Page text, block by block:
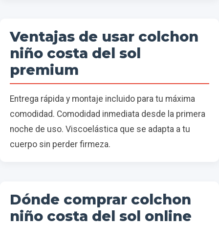
Ventajas de usar colchon
niño costa del sol
premium
Entrega rápida y montaje incluido para tu máxima
comodidad. Comodidad inmediata desde la primera
noche de uso. Viscoelástica que se adapta a tu
cuerpo sin perder firmeza.
Dónde comprar colchon
niño costa del sol online